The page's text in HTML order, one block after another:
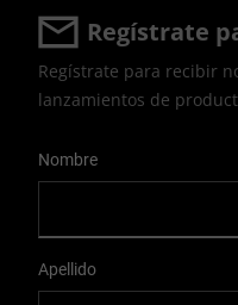
Regístrate
Regístrate para recibir
lanzamientos de
Nombre
Apellido